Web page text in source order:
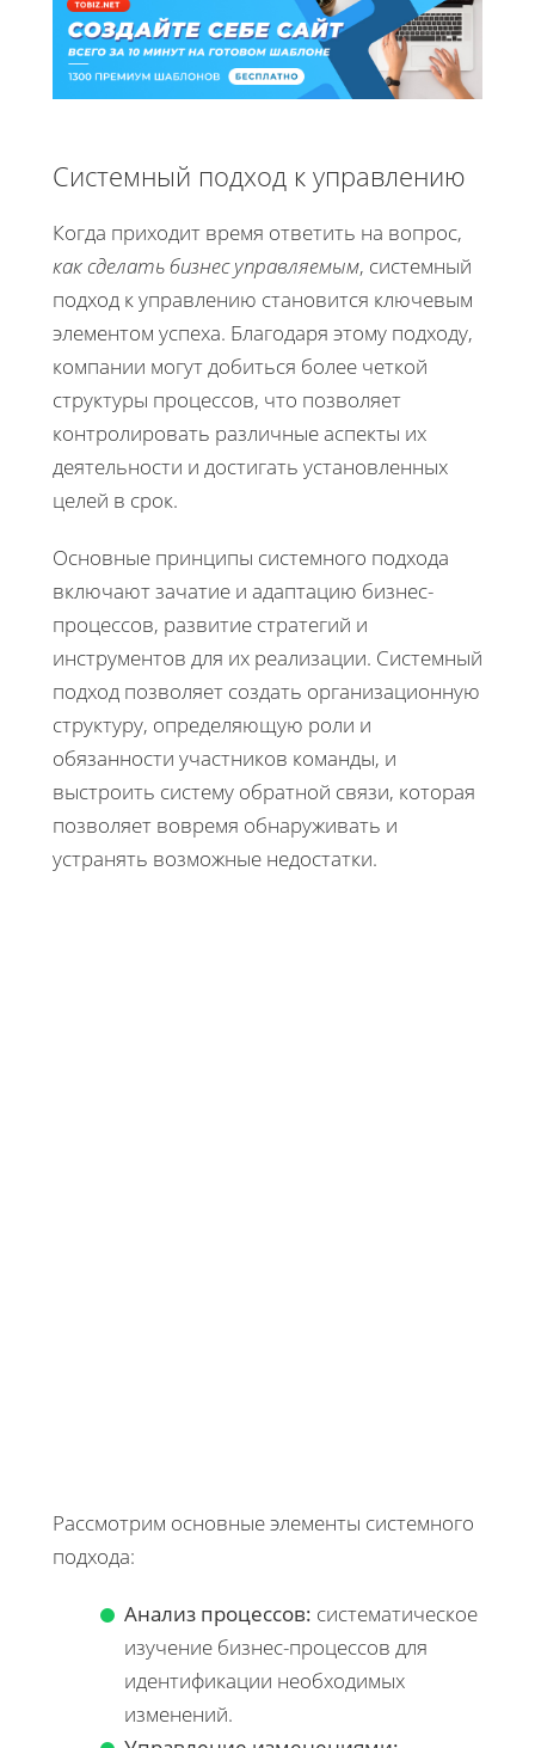
Системный подход к управлению
Когда приходит время ответить на вопрос,
как сделать бизнес управляемым, системный
подход к управлению становится ключевым
элементом успеха. Благодаря этому подходу,
компании могут добиться более четкой
структуры процессов, что позволяет
контролировать различные аспекты их
деятельности и достигать установленных
целей в срок.
Основные принципы системного подхода
включают зачатие и адаптацию бизнес-
процессов, развитие стратегий и
инструментов для их реализации. Системный
подход позволяет создать организационную
структуру, определяющую роли и
обязанности участников команды, и
выстроить систему обратной связи, которая
позволяет вовремя обнаруживать и
устранять возможные недостатки.
Рассмотрим основные элементы системного
подхода:
Анализ процессов: систематическое
изучение бизнес-процессов для
идентификации необходимых
изменений.